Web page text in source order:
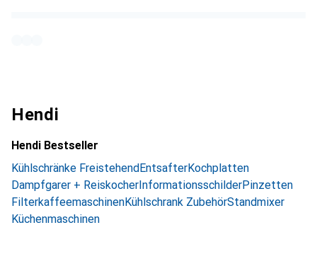
Hendi
Hendi Bestseller
Kühlschränke FreistehendEntsafterKochplatten
Dampfgarer + ReiskocherInformationsschilderPinzetten
FilterkaffeemaschinenKühlschrank ZubehörStandmixer
Küchenmaschinen